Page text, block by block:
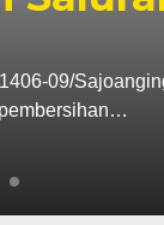
Daerah